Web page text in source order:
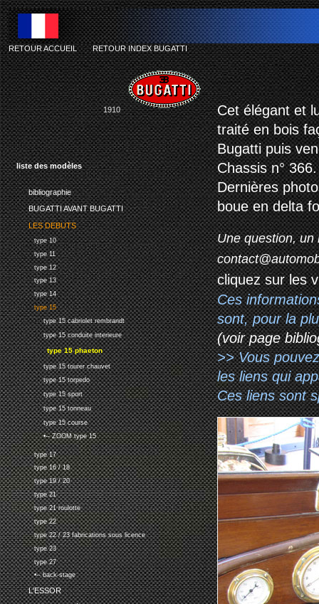
liste des modèles
bibliographie
BUGATTI AVANT BUGATTI
LES DEBUTS
type 10
type 11
type 12
type 13
type 14
type 15
type 15 cabriolet rembrandt
type 15 conduite interieure
type 15 phaeton
type 15 tourer chauvet
type 15 torpedo
type 15 sport
type 15 tonneau
type 15 course
•-- ZOOM type 15
type 17
type 16 / 18
type 19 / 20
type 21
type 21 roulotte
type 22
type 22 / 23 fabrications sous licence
type 23
type 27
•-- back-stage
L'ESSOR
RETOUR ACCUEIL-RETOUR INDEX BUGATTI
1910
Cet élégant et
traité en bois
Bugatti puis
Chassis n° 366.
Dernières
boue en delta
Une question, un
cliquez sur les
Ces
sont, pour la
(voir page
>> Vous
les liens qui
Ces liens sont